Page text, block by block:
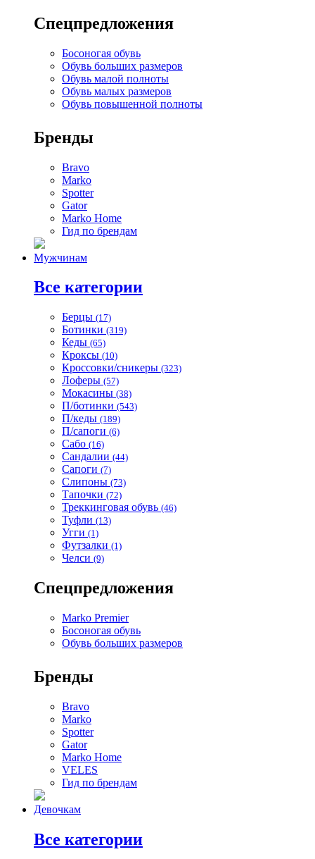
Спецпредложения
Босоногая обувь
Обувь больших размеров
Обувь малой полноты
Обувь малых размеров
Обувь повышенной полноты
Бренды
Bravo
Marko
Spotter
Gator
Marko Home
Гид по брендам
Мужчинам
Все категории
Берцы (17)
Ботинки (319)
Кеды (65)
Кроксы (10)
Кроссовки/сникеры (323)
Лоферы (57)
Мокасины (38)
П/ботинки (543)
П/кеды (189)
П/сапоги (6)
Сабо (16)
Сандалии (44)
Сапоги (7)
Слипоны (73)
Тапочки (72)
Треккинговая обувь (46)
Туфли (13)
Угги (1)
Футзалки (1)
Челси (9)
Спецпредложения
Marko Premier
Босоногая обувь
Обувь больших размеров
Бренды
Bravo
Marko
Spotter
Gator
Marko Home
VELES
Гид по брендам
Девочкам
Все категории